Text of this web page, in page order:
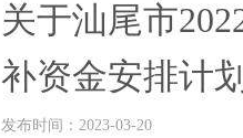
关于汕尾市
补资金安排计
发布时间：2023-03-20